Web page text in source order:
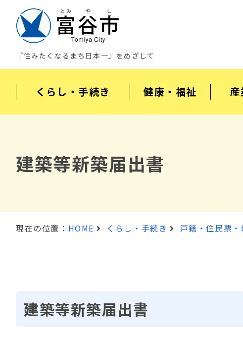
『住みたくなるまち日本一』をめざして
くらし・手続き 健康・福祉
建築等新築届出書
現在の位置： HOME くらし・手続き 戸籍・住民票
建築等新築届出書